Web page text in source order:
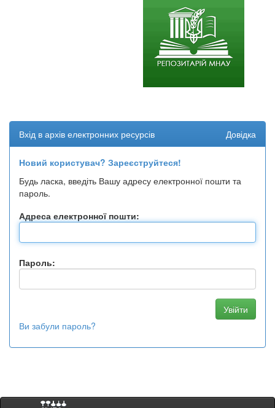
Вхід в архів електронних ресурсів Довідка
Новий користувач? Зареєструйтеся!
Будь ласка, введіть Вашу адресу електронної пошти та
пароль.
Адреса електронної пошти:
Пароль:
Ви забули пароль?